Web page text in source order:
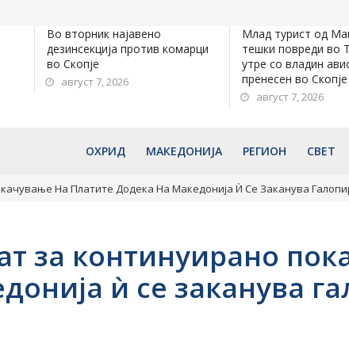
Во вторник најавено
дезинсекција против комарци
во Скопје
август 7, 2026
Млад турист од
тешки повреди во
утре со владин
пренесен во Скопје
август 7, 2026
ОХРИД МАКЕДОНИЈА РЕГИОН СВЕТ
На Платите Додека На Македонија Ѝ Се Заканува
за континуирано
ѝ се заканува